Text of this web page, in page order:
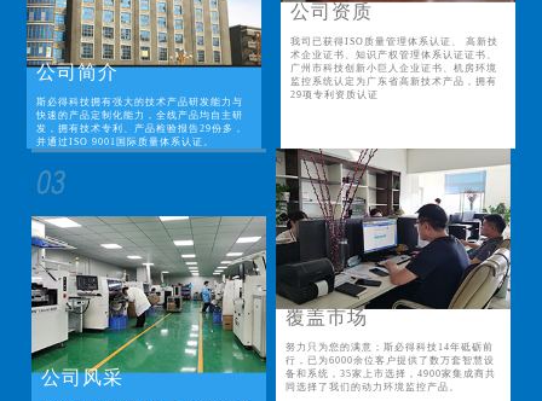
公司简介
斯必得科技拥有强大的技术产品研发能力与
快速的产品定制化能力，全线产品均自主研
发，拥有技术专利、产品检验报告29份多，
并通过ISO 9001国际质量体系认证。
公司资质
我司已获得ISO质量管理体系认证、 高新技
术企业证书、知识产权管理体系认证证书、
广州市科技创新小巨人企业证书、机房环境
监控系统认定为广东省高新技术产品，拥有
29项专利资质认证
公司风采
覆盖市场
努力只为您的满意；斯必得科技14年砥砺前
行，已为6000余位客户提供了数万套智慧设
备和系统，35家上市选择，4900家集成商共
同选择了我们的动力环境监控产品。